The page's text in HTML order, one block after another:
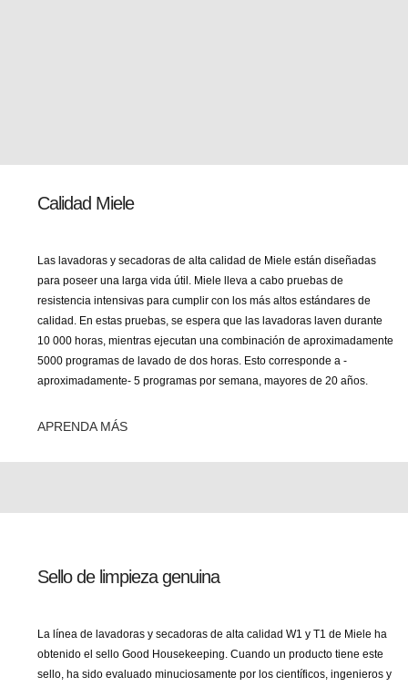
Calidad Miele
Las lavadoras y secadoras de alta calidad de Miele están diseñadas
para poseer una larga vida útil. Miele lleva a cabo pruebas de
resistencia intensivas para cumplir con los más altos estándares de
calidad. En estas pruebas, se espera que las lavadoras laven durante
10 000 horas, mientras ejecutan una combinación de aproximadamente
5000 programas de lavado de dos horas. Esto corresponde a -
aproximadamente- 5 programas por semana, mayores de 20 años.
APRENDA MÁS
Sello de limpieza genuina
La línea de lavadoras y secadoras de alta calidad W1 y T1 de Miele ha
obtenido el sello Good Housekeeping. Cuando un producto tiene este
sello, ha sido evaluado minuciosamente por los científicos, ingenieros y